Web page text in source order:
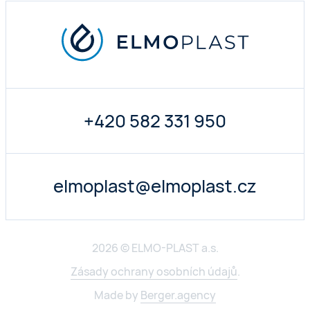
+420 582 331 950
elmoplast@elmoplast.cz
2026 © ELMO-PLAST a.s.
Zásady ochrany osobních údajů.
Made by Berger.agency